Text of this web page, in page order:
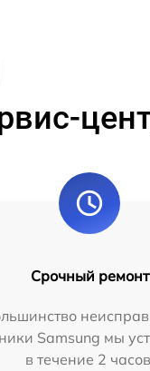
Срочный ремонт
Samsung мы
в течение 2